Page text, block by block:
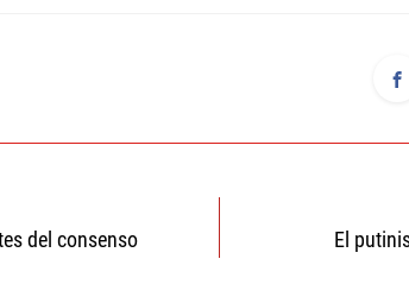
del consenso El